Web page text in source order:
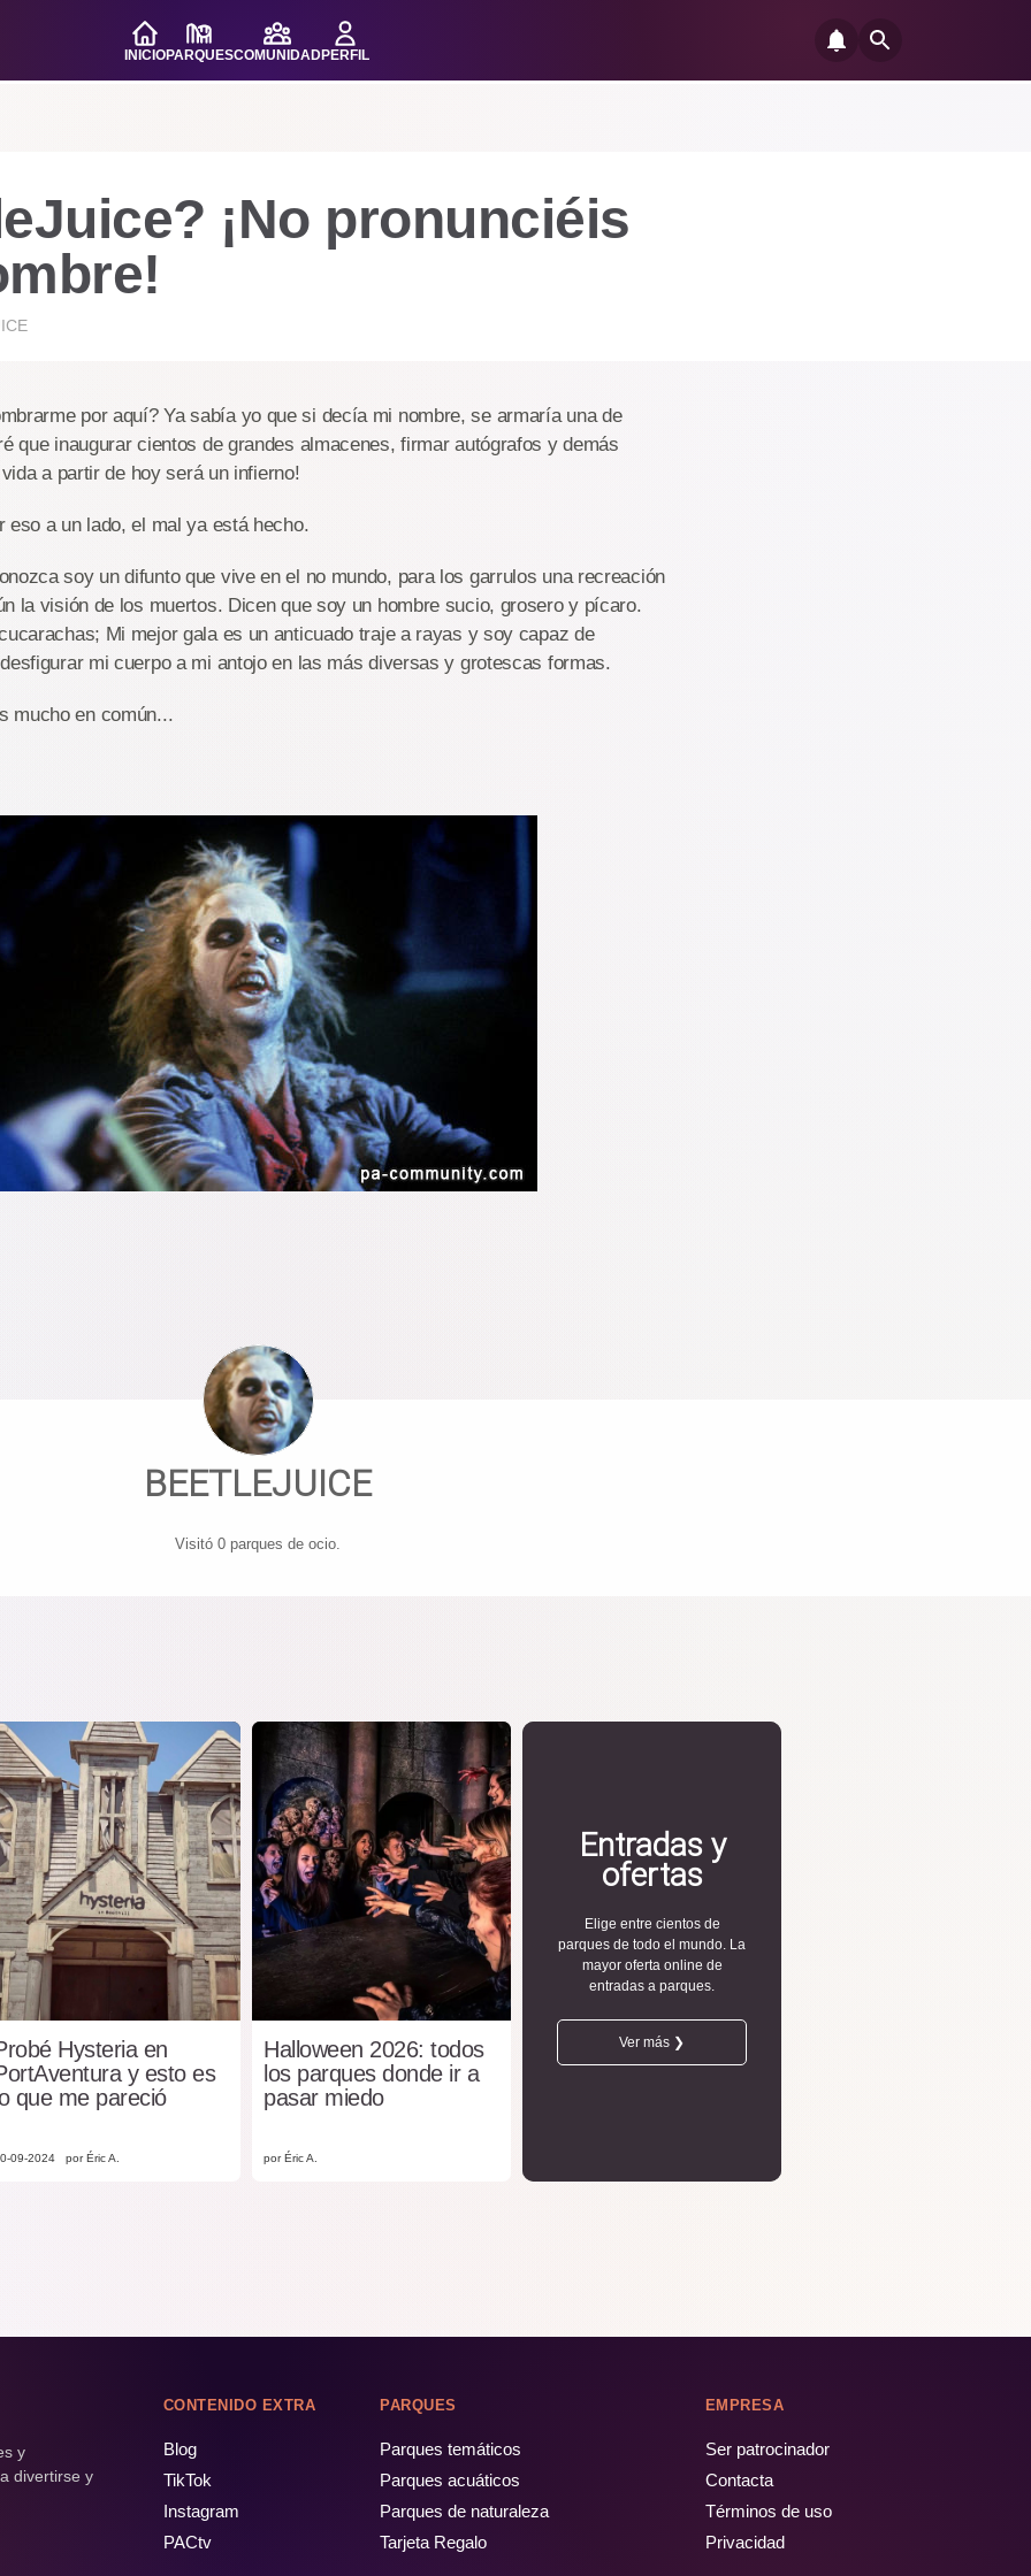
INICIOPARQUESCOMUNIDADPERFIL
¡No pronunciéis
por aquí? Ya sabía yo que si decía mi nombre, se armaría una de
que inaugurar cientos de grandes almacenes, firmar autógrafos y demás
a partir de hoy será un infierno!
eso a un lado, el mal ya está hecho.
soy un difunto que vive en el no mundo, para los garrulos una recreación
la visión de los muertos. Dicen que soy un hombre sucio, grosero y pícaro.
Mi mejor gala es un anticuado traje a rayas y soy capaz de
mi cuerpo a mi antojo en las más diversas y grotescas formas.
mucho en común...
BEETLEJUICE
Visitó 0 parques de ocio.
Hysteria en
y esto es
que me pareció
09-2024 por Éric A.
Halloween 2026: todos
los parques donde ir a
pasar miedo
por Éric A.
Entradas y
ofertas
Elige entre cientos de
parques de todo el mundo. La
mayor oferta online de
entradas a parques.
Ver más ❯
y
divertirse y
CONTENIDO EXTRA
Blog
TikTok
Instagram
PACtv
PARQUES
Parques temáticos
Parques acuáticos
Parques de naturaleza
Tarjeta Regalo
EMPRESA
Ser patrocinador
Contacta
Términos de uso
Privacidad